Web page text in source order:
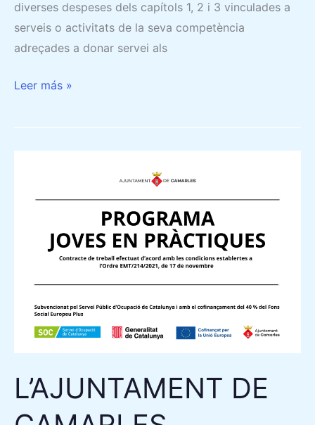
diverses despeses dels capítols 1, 2 i 3 vinculades a
serveis o activitats de la seva competència
adreçades a donar servei als
Leer más »
L’AJUNTAMENT DE
CAMARLES
PERSONA
JOVE
PRÀCTIQUES
SUPORT